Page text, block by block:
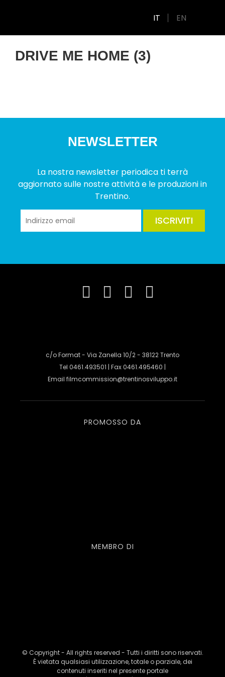
IT EN
DRIVE ME HOME (3)
NEWSLETTER
La nostra newsletter periodica ti terrà
aggiornato sulle nostre attività e le produzioni in
Trentino.
ISCRIVITI
c/o Format - Via Zanella 10/2 - 38122 Trento
Tel 0461.493501 | Fax 0461.495460 |
Email filmcommission@trentinosviluppo.it
PROMOSSO DA
MEMBRO DI
© Copyright - All rights reserved - Tutti i diritti sono riservati.
È vietata qualsiasi utilizzazione, totale o parziale, dei
contenuti inseriti nel presente portale